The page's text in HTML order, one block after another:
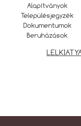
Alapítványok
Településjegyzék
Dokumentumok
Beruházások